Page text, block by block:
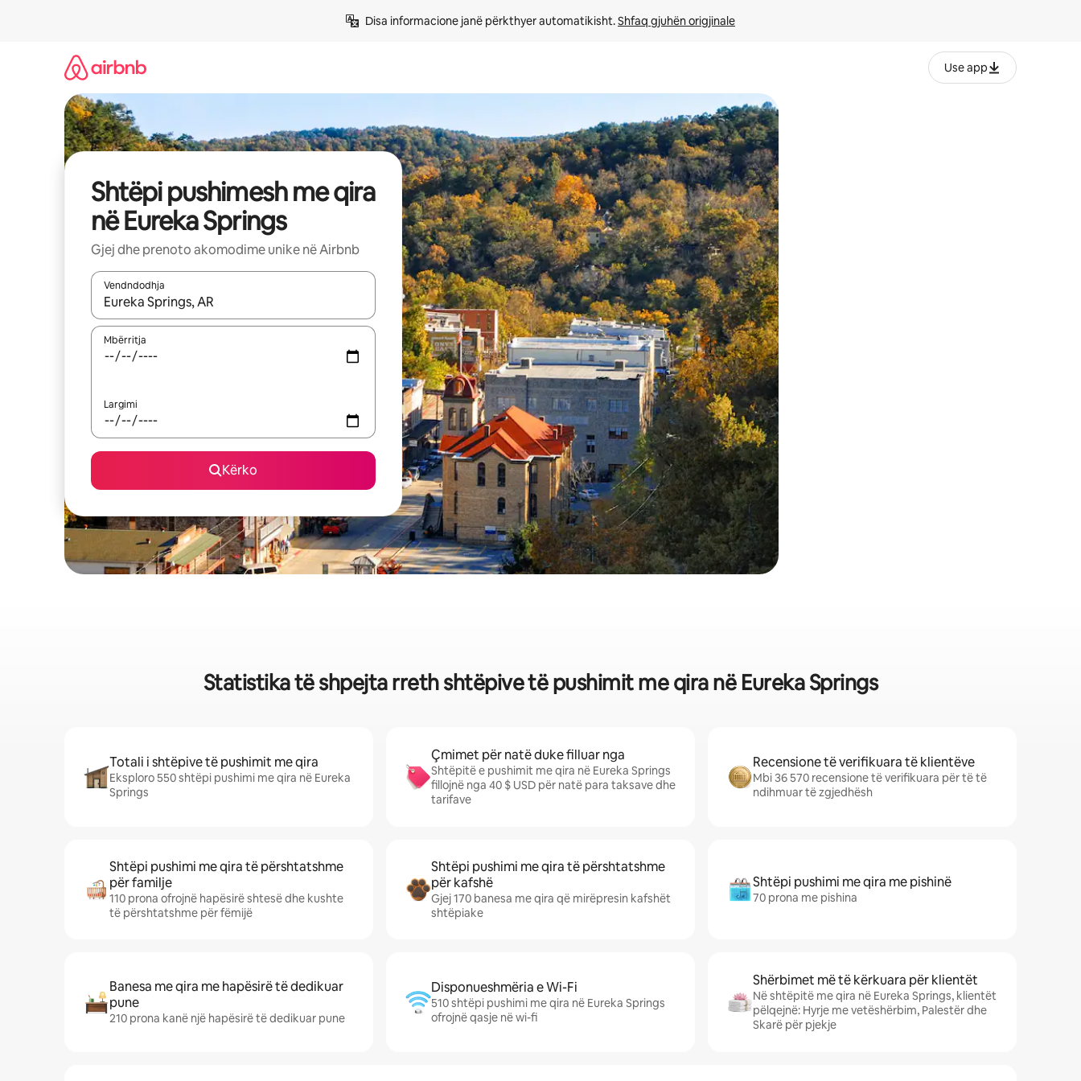
Disa informacione janë përkthyer automatikisht. Shfaq gjuhën origjinale
Use app
Shtëpi pushimesh me qira
në Eureka Springs
Gjej dhe prenoto akomodime unike në Airbnb
Vendndodhja
Kur rezultatet të jenë të disponueshme, lëviz me butonat e shigjetave lart e poshtë ose eksploro duke prekur ose duke lëvizur ekranin.
Mbërritja
Largimi
Kërko
Statistika të shpejta rreth shtëpive të pushimit me qira në Eureka Springs
Totali i shtëpive të pushimit me qira
Eksploro 550 shtëpi pushimi me qira në Eureka
Springs
Çmimet për natë duke filluar nga
Shtëpitë e pushimit me qira në Eureka Springs
fillojnë nga 40 $ USD për natë para taksave dhe
tarifave
Recensione të verifikuara të klientëve
Mbi 36 570 recensione të verifikuara për të të
ndihmuar të zgjedhësh
Shtëpi pushimi me qira të përshtatshme
për familje
110 prona ofrojnë hapësirë shtesë dhe kushte
të përshtatshme për fëmijë
Shtëpi pushimi me qira të përshtatshme
për kafshë
Gjej 170 banesa me qira që mirëpresin kafshët
shtëpiake
Shtëpi pushimi me qira me pishinë
70 prona me pishina
Banesa me qira me hapësirë të dedikuar
pune
210 prona kanë një hapësirë të dedikuar pune
Disponueshmëria e Wi-Fi
510 shtëpi pushimi me qira në Eureka Springs
ofrojnë qasje në wi-fi
Shërbimet më të kërkuara për klientët
Në shtëpitë me qira në Eureka Springs, klientët
pëlqejnë: Hyrje me vetëshërbim, Palestër dhe
Skarë për pjekje